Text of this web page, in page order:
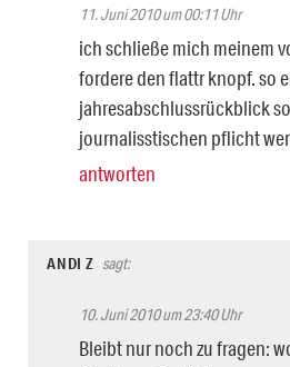
11. Juni 2010 um 00:11 Uhr
ich schließe mich meinem
fordere den flattr knopf. so
jahresabschlussrückblick
journalisstischen pflicht
antworten
ANDI Z sagt:
10. Juni 2010 um 23:40 Uhr
Bleibt nur noch zu fragen: